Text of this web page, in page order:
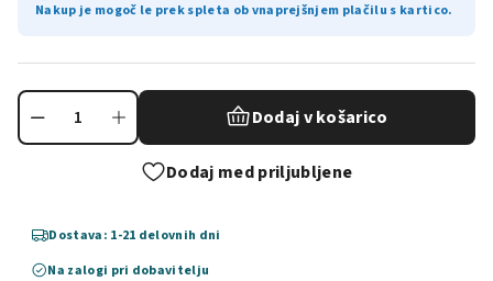
Nakup je mogoč le prek spleta ob vnaprejšnjem plačilu s kartico.
Dodaj v košarico
Dodaj med priljubljene
Dostava: 1-21 delovnih dni
Na zalogi pri dobavitelju